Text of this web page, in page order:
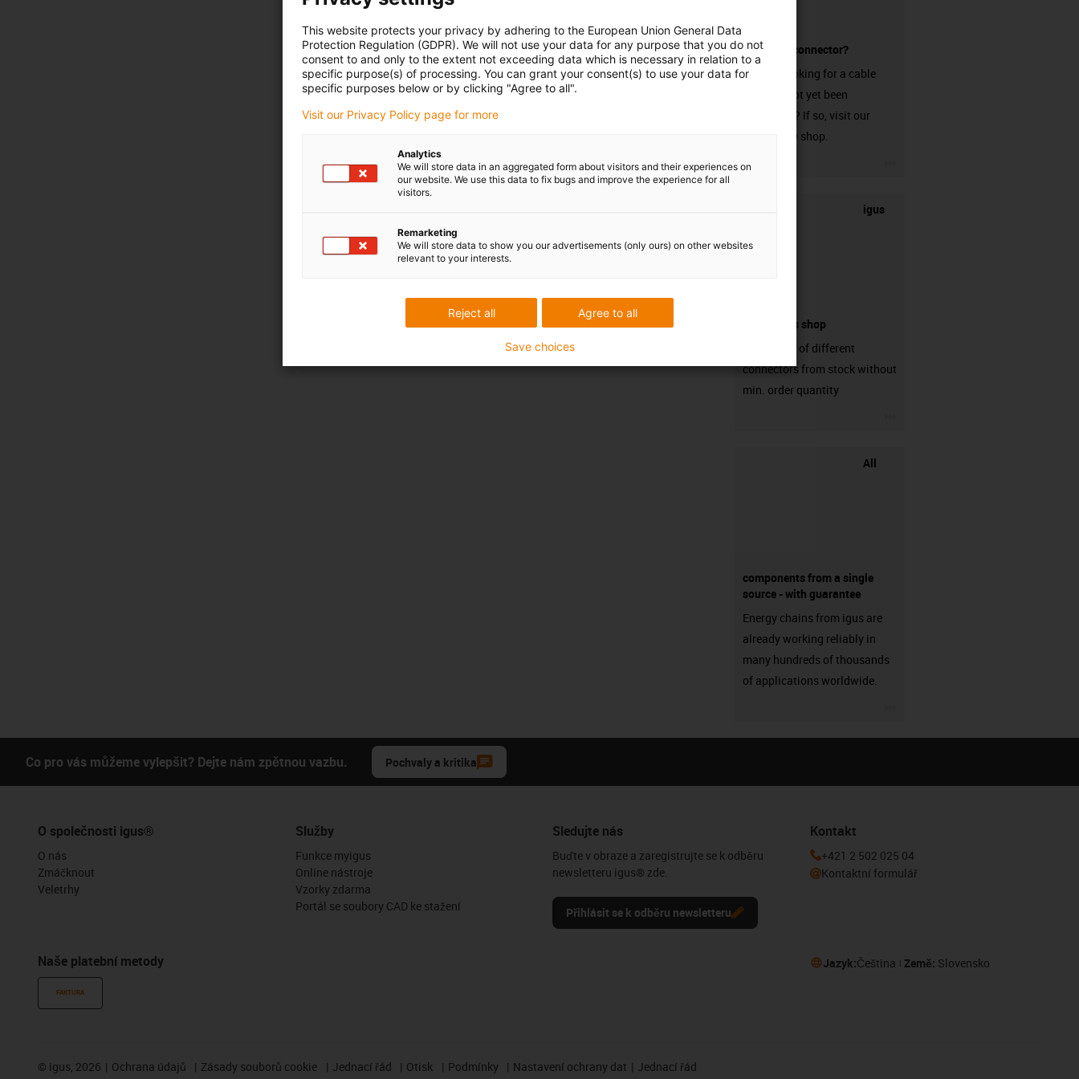
without a connector?
Are you looking for a cable
that has not yet been
harnessed? If so, visit our
chainflex® shop.
igus
connectors shop
big variaty of different
connectors from stock without
min. order quantity
All
components from a single
source - with guarantee
Energy chains from igus are
already working reliably in
many hundreds of thousands
of applications worldwide.
Co pro vás můžeme vylepšit? Dejte nám zpětnou vazbu. Pochvaly a kritika
O společnosti igus®
O nás
Zmáčknout
Veletrhy
Naše platební metody
FAKTURA
Služby
Funkce myigus
Online nástroje
Vzorky zdarma
Portál se soubory CAD ke stažení
Sledujte nás
Buďte v obraze a zaregistrujte se k odběru
newsletteru igus® zde.
Přihlásit se k odběru newsletteru
Kontakt
+421 2 502 025 04
Kontaktní formulář
Jazyk:Čeština Země: Slovensko
© igus, 2026 Ochrana údajů Zásady souborů cookie Jednací řád Otisk Podmínky Nastavení ochrany dat Jednací řád
This website protects your privacy by adhering to the European Union General Data
Protection Regulation (GDPR). We will not use your data for any purpose that you do not
consent to and only to the extent not exceeding data which is necessary in relation to a
specific purpose(s) of processing. You can grant your consent(s) to use your data for
specific purposes below or by clicking "Agree to all".
Visit our Privacy Policy page for more
Analytics
We will store data in an aggregated form about visitors and their experiences on
our website. We use this data to fix bugs and improve the experience for all
visitors.
Remarketing
We will store data to show you our advertisements (only ours) on other websites
relevant to your interests.
Agree to all
Reject all
Save choices